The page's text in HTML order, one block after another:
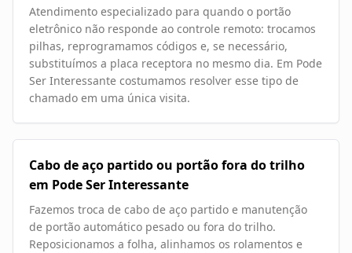
Atendimento especializado para quando o portão
eletrônico não responde ao controle remoto: trocamos
pilhas, reprogramamos códigos e, se necessário,
substituímos a placa receptora no mesmo dia. Em Pode
Ser Interessante costumamos resolver esse tipo de
chamado em uma única visita.
Cabo de aço partido ou portão fora do trilho
em Pode Ser Interessante
Fazemos troca de cabo de aço partido e manutenção
de portão automático pesado ou fora do trilho.
Reposicionamos a folha, alinhamos os rolamentos e